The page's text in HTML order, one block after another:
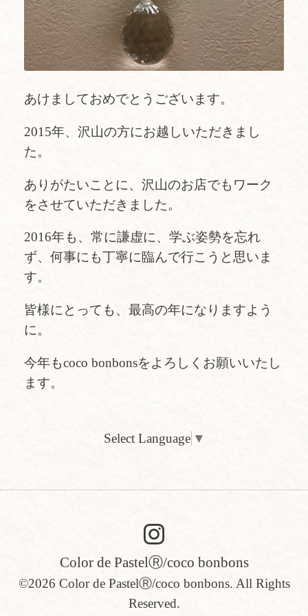
あけましておめでとうございます。
2015年、沢山の方にお越しいただきまし
た。
ありがたいことに、沢山のお店でもワーク
をさせていただきました。
2016年も、常に謙虚に、学ぶ姿勢を忘れ
ず、何事にも丁寧に臨んで行こうと思いま
す。
皆様にとっても、最高の年になりますよう
に。
今年もcoco bonbonsをよろしくお願いいたし
ます。
Select Language ▼
Color de PastelⓇ/coco bonbons
©2026 Color de PastelⓇ/coco bonbons. All Rights
Reserved.